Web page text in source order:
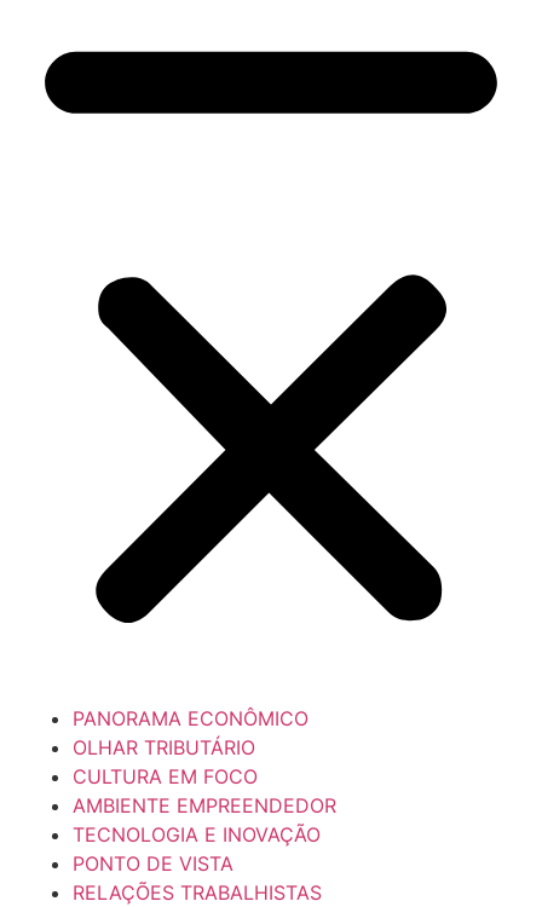
PANORAMA ECONÔMICO
OLHAR TRIBUTÁRIO
CULTURA EM FOCO
AMBIENTE EMPREENDEDOR
TECNOLOGIA E INOVAÇÃO
PONTO DE VISTA
RELAÇÕES TRABALHISTAS